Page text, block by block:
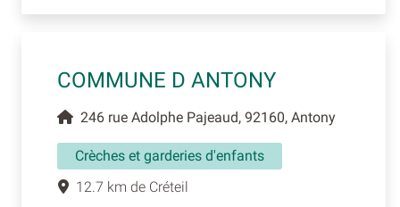
COMMUNE D ANTONY
246 rue Adolphe Pajeaud, 92160, Antony
Crèches et garderies d'enfants
12.7 km de Créteil